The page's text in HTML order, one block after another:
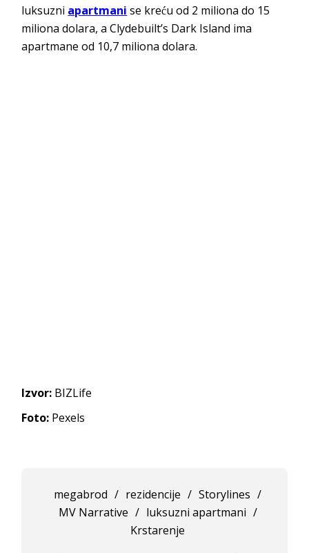
luksuzni apartmani se kreću od 2 miliona do 15
miliona dolara, a Clydebuilt’s Dark Island ima
apartmane od 10,7 miliona dolara.
Izvor: BIZLife
Foto: Pexels
megabrod / rezidencije / Storylines /
MV Narrative / luksuzni apartmani /
Krstarenje